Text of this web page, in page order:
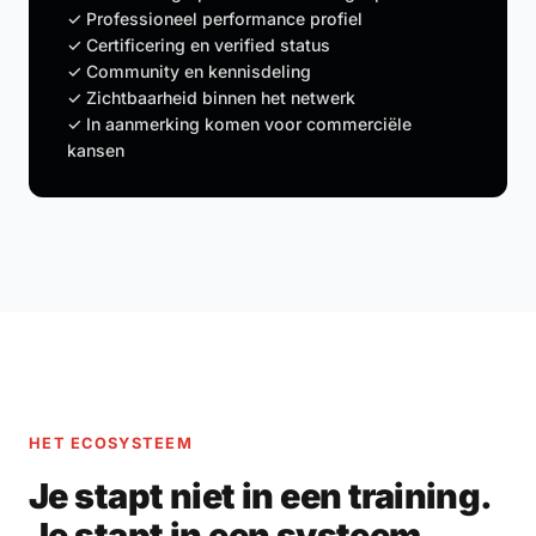
✓ Professioneel performance profiel
✓ Certificering en verified status
✓ Community en kennisdeling
✓ Zichtbaarheid binnen het netwerk
✓ In aanmerking komen voor commerciële
kansen
HET ECOSYSTEEM
Je stapt niet in een training.